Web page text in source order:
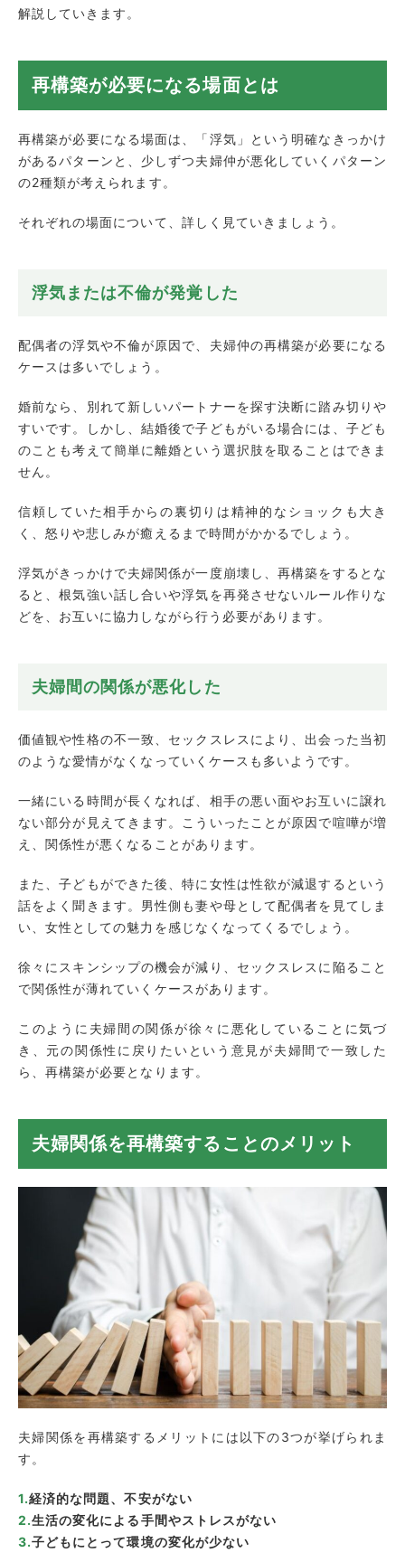
解説していきます。
再構築が必要になる場面とは
再構築が必要になる場面は、「浮気」という明確なきっかけ
があるパターンと、少しずつ夫婦仲が悪化していくパターン
の2種類が考えられます。
それぞれの場面について、詳しく見ていきましょう。
浮気または不倫が発覚した
配偶者の浮気や不倫が原因で、夫婦仲の再構築が必要になる
ケースは多いでしょう。
婚前なら、別れて新しいパートナーを探す決断に踏み切りや
すいです。しかし、結婚後で子どもがいる場合には、子ども
のことも考えて簡単に離婚という選択肢を取ることはできま
せん。
信頼していた相手からの裏切りは精神的なショックも大き
く、怒りや悲しみが癒えるまで時間がかかるでしょう。
浮気がきっかけで夫婦関係が一度崩壊し、再構築をするとな
ると、根気強い話し合いや浮気を再発させないルール作りな
どを、お互いに協力しながら行う必要があります。
夫婦間の関係が悪化した
価値観や性格の不一致、セックスレスにより、出会った当初
のような愛情がなくなっていくケースも多いようです。
一緒にいる時間が長くなれば、相手の悪い面やお互いに譲れ
ない部分が見えてきます。こういったことが原因で喧嘩が増
え、関係性が悪くなることがあります。
また、子どもができた後、特に女性は性欲が減退するという
話をよく聞きます。男性側も妻や母として配偶者を見てしま
い、女性としての魅力を感じなくなってくるでしょう。
徐々にスキンシップの機会が減り、セックスレスに陥ること
で関係性が薄れていくケースがあります。
このように夫婦間の関係が徐々に悪化していることに気づ
き、元の関係性に戻りたいという意見が夫婦間で一致した
ら、再構築が必要となります。
夫婦関係を再構築することのメリット
夫婦関係を再構築するメリットには以下の3つが挙げられま
す。
経済的な問題、不安がない
生活の変化による手間やストレスがない
子どもにとって環境の変化が少ない